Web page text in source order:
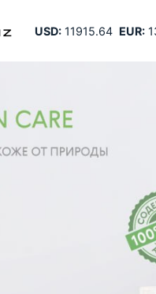
USD:11915.64 EUR: